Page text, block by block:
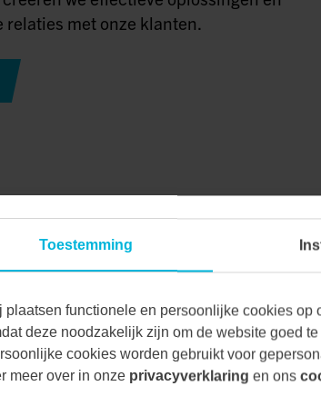
met onze klanten.
Toestemming
plaatsen functionele en persoonlijke cookies
deze noodzakelijk zijn om de website goed
cookies worden gebruikt voor
meer over in onze privacyverklaring en ons